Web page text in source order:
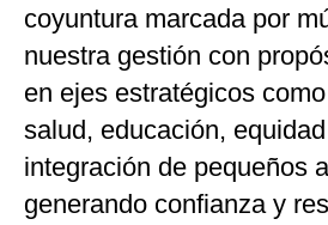
coyuntura marcada por
nuestra gestión con
en ejes estratégicos
salud, educación,
integración de pequeños
generando confianza y